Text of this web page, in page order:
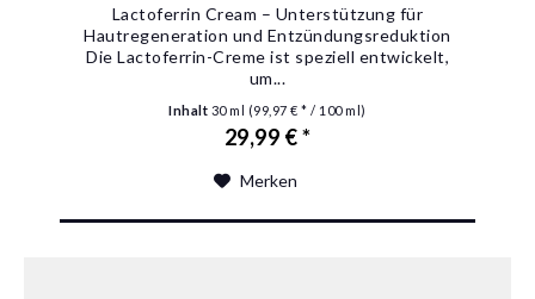
Lactoferrin Cream – Unterstützung für
Hautregeneration und Entzündungsreduktion
Die Lactoferrin-Creme ist speziell entwickelt,
um...
Inhalt 30 ml (99,97 € * / 100 ml)
29,99 € *
Merken